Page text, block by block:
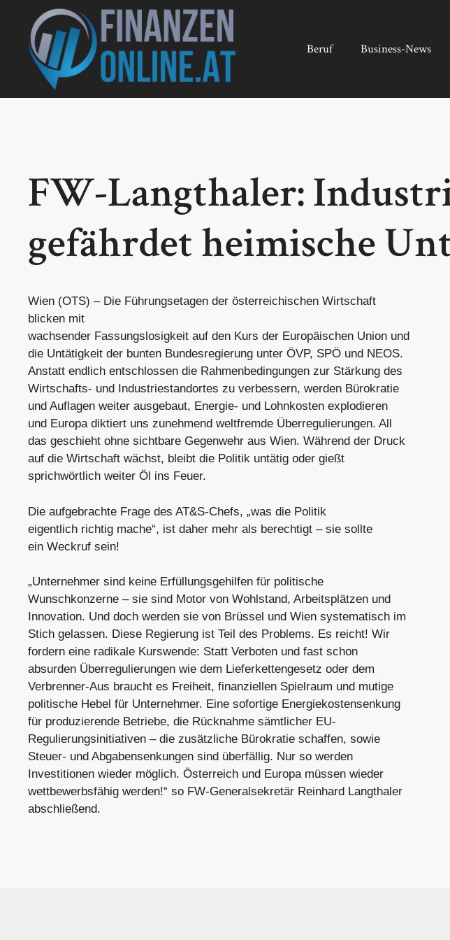
springen
Beruf Business-News
FW-Langthaler:
gefährdet heimische
Wien (OTS) – Die Führungsetagen der österreichischen Wirtschaft
blicken mit
wachsender Fassungslosigkeit auf den Kurs der Europäischen Union und
die Untätigkeit der bunten Bundesregierung unter ÖVP, SPÖ und NEOS.
Anstatt endlich entschlossen die Rahmenbedingungen zur Stärkung des
Wirtschafts- und Industriestandortes zu verbessern, werden Bürokratie
und Auflagen weiter ausgebaut, Energie- und Lohnkosten explodieren
und Europa diktiert uns zunehmend weltfremde Überregulierungen. All
das geschieht ohne sichtbare Gegenwehr aus Wien. Während der Druck
auf die Wirtschaft wächst, bleibt die Politik untätig oder gießt
sprichwörtlich weiter Öl ins Feuer.
Die aufgebrachte Frage des AT&S-Chefs, „was die Politik
eigentlich richtig mache“, ist daher mehr als berechtigt – sie sollte
ein Weckruf sein!
„Unternehmer sind keine Erfüllungsgehilfen für politische
Wunschkonzerne – sie sind Motor von Wohlstand, Arbeitsplätzen und
Innovation. Und doch werden sie von Brüssel und Wien systematisch im
Stich gelassen. Diese Regierung ist Teil des Problems. Es reicht! Wir
fordern eine radikale Kurswende: Statt Verboten und fast schon
absurden Überregulierungen wie dem Lieferkettengesetz oder dem
Verbrenner-Aus braucht es Freiheit, finanziellen Spielraum und mutige
politische Hebel für Unternehmer. Eine sofortige Energiekostensenkung
für produzierende Betriebe, die Rücknahme sämtlicher EU-
Regulierungsinitiativen – die zusätzliche Bürokratie schaffen, sowie
Steuer- und Abgabensenkungen sind überfällig. Nur so werden
Investitionen wieder möglich. Österreich und Europa müssen wieder
wettbewerbsfähig werden!“ so FW-Generalsekretär Reinhard Langthaler
abschließend.